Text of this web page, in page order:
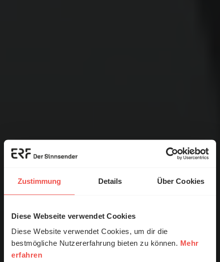
Zustimmung Details Über Cookies
Diese Webseite verwendet Cookies
Diese Website verwendet Cookies, um dir die
bestmögliche Nutzererfahrung bieten zu können. Mehr
erfahren